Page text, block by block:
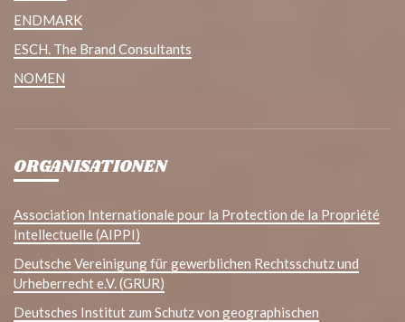
ENDMARK
ESCH. The Brand Consultants
NOMEN
ORGANISATIONEN
Association Internationale pour la Protection de la Propriété
Intellectuelle (AIPPI)
Deutsche Vereinigung für gewerblichen Rechtsschutz und
Urheberrecht e.V. (GRUR)
Deutsches Institut zum Schutz von geographischen